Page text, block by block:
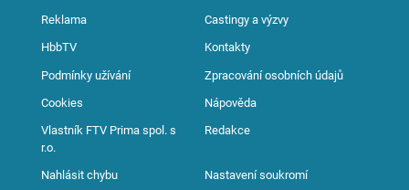
Reklama Castingy a výzvy
HbbTV Kontakty
Podmínky užívání Zpracování osobních údajů
Cookies Nápověda
Vlastník FTV Prima spol. s
r.o.
Redakce
Nahlásit chybu Nastavení soukromí